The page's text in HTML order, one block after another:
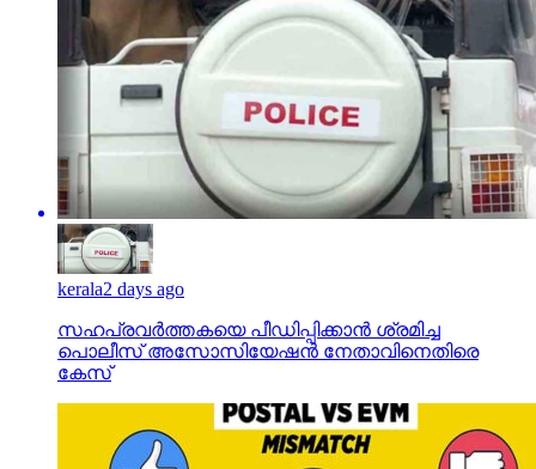
kerala2 days ago
സഹപ്രവര്‍ത്തകയെ പീഡിപ്പിക്കാന്‍ ശ്രമിച്ച
പൊലീസ് അസോസിയേഷന്‍ നേതാവിനെതിരെ
കേസ്